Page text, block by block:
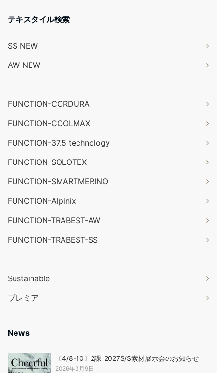
テキスタイル検索
SS NEW
AW NEW
FUNCTION-CORDURA
FUNCTION-COOLMAX
FUNCTION-37.5 technology
FUNCTION-SOLOTEX
FUNCTION-SMARTMERINO
FUNCTION-Alpinix
FUNCTION-TRABEST-AW
FUNCTION-TRABEST-SS
Sustainable
プレミア
News
〔4/8-10〕2課 2027S/S素材展示会のお知らせ
2026年3月9日